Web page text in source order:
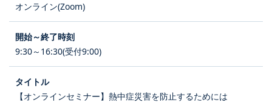
オンライン(Zoom)
9:30～16:30(受付9:00)
【オンラインセミナー】熱中症災害を防止するためには